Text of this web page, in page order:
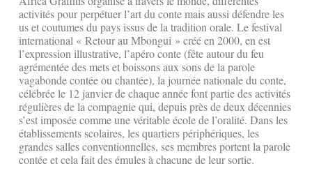
activités pour perpétuer l’art du conte mais aussi défendre les
us et coutumes du pays issus de la tradition orale. Le festival
international « Retour au Mbongui » créé en 2000, en est
l’expression illustrative, l’apéro conte (fête autour du feu
agrémentée des mets et boissons aux sons de la parole
vagabonde contée ou chantée), la journée nationale du conte,
célébrée le 12 janvier de chaque année font partie des activités
régulières de la compagnie qui, depuis près de deux décennies
s’est imposée comme une véritable école de l’oralité. Dans les
établissements scolaires, les quartiers périphériques, les
grandes salles conventionnelles, ses membres portent la parole
contée et cela fait des émules à chacune de leur sortie.